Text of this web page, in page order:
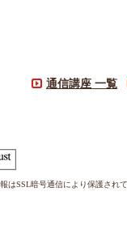
通信講座 一覧
はSSL暗号通信により保護され